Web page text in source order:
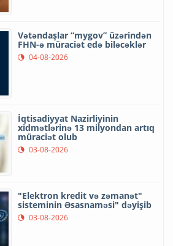
Vətəndaşlar “mygov” üzərindən
FHN-ə müraciət edə biləcəklər
04-08-2026
İqtisadiyyat Nazirliyinin
xidmətlərinə 13 milyondan artıq
müraciət olub
03-08-2026
"Elektron kredit və zəmanət"
sisteminin Əsasnaməsi" dəyişib
03-08-2026